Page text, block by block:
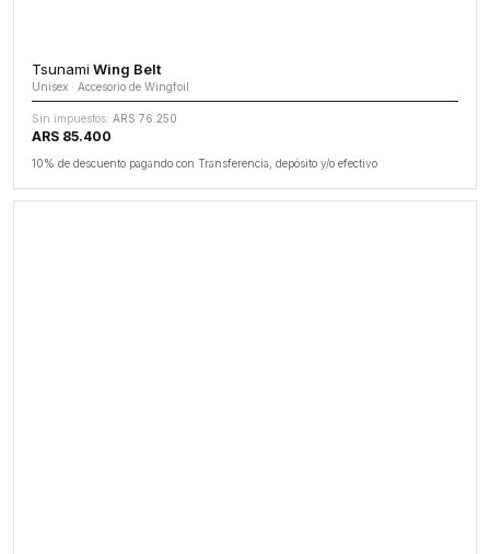
Tsunami Wing Belt
Unisex · Accesorio de Wingfoil
Sin impuestos: ARS 76.250
ARS 85.400
10% de descuento pagando con Transferencia, depósito y/o efectivo